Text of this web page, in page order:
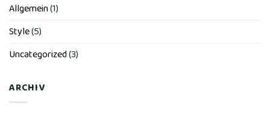
Allgemein(1)
Style(5)
Uncategorized(3)
ARCHIV